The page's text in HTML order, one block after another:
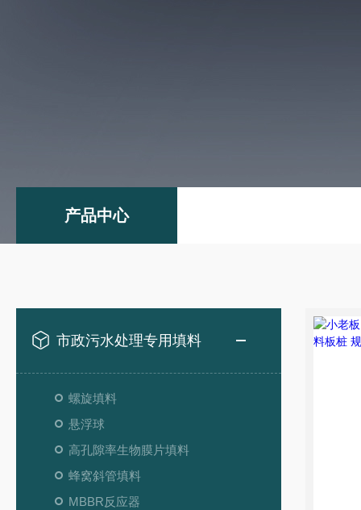
产品中心
市政污水处理专用填料
螺旋填料
悬浮球
高孔隙率生物膜片填料
蜂窝斜管填料
MBBR反应器